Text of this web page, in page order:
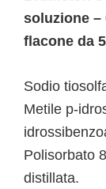
soluzione –
flacone da
Sodio
Metile p-
Polisorbato
distillata.